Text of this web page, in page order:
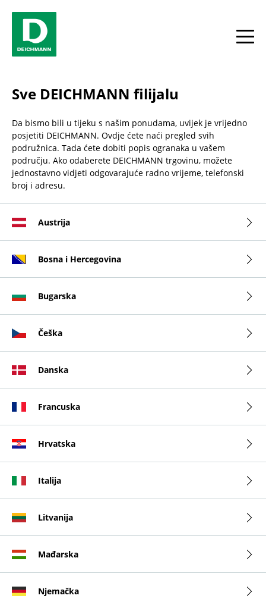
toggle
Sve DEICHMANN filijalu
Da bismo bili u tijeku s našim ponudama, uvijek je vrijedno
posjetiti DEICHMANN. Ovdje ćete naći pregled svih
podružnica. Tada ćete dobiti popis ogranaka u vašem
području. Ako odaberete DEICHMANN trgovinu, možete
jednostavno vidjeti odgovarajuće radno vrijeme, telefonski
broj i adresu.
Austrija
Bosna i Hercegovina
Bugarska
Češka
Danska
Francuska
Hrvatska
Italija
Litvanija
Mađarska
Njemačka